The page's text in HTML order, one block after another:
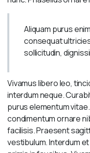
Aliquam purus
consequat
sollicitudin,
Vivamus libero leo,
interdum neque.
purus elementum
condimentum ornare
facilisis. Praesent
vestibulum. Interdum